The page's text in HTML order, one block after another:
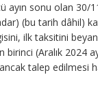
ayın sonu olan
(bu tarih dâhil)
ilk taksitini
(Aralık 2024
talep edilmesi